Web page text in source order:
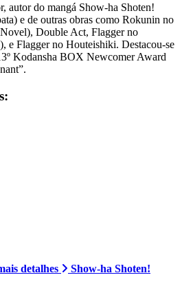
autor do mangá Show-ha Shoten!
e de outras obras como Rokunin no
Double Act, Flagger no
e Flagger no Houteishiki. Destacou-se
Kodansha BOX Newcomer Award
detalhes
Show-ha Shoten!